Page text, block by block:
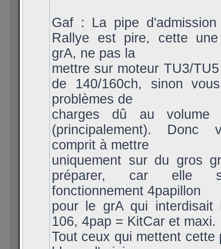
Gaf : La pipe
Rallye est pire, cette
grA, ne pas la
mettre sur moteur TU3/
de 140/160ch, sinon
problèmes de
charges dû au volume
(principalement). Donc
comprit à mettre
uniquement sur du gros
préparer, car elle
fonctionnement 4papillon
pour le grA qui interdisait
106, 4pap = KitCar et maxi.
Tout ceux qui mettent cette